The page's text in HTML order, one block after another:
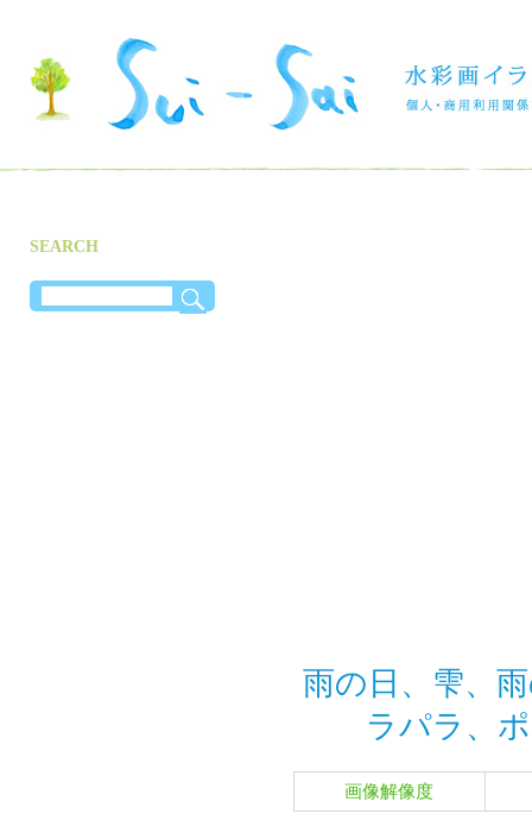
雨の日、雫、
ラパラ、
画像解像度
SEARCH